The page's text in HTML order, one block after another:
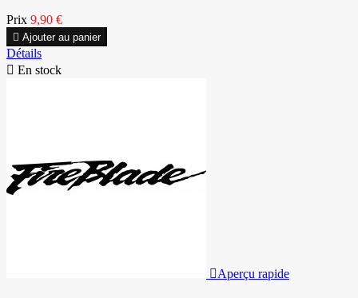
Prix 9,90 €
 Ajouter au panier
Détails
 En stock
Aperçu rapide